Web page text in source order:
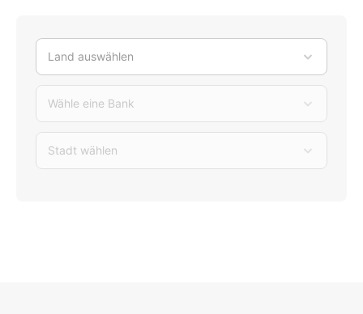
Land auswählen
Wähle eine Bank
Stadt wählen